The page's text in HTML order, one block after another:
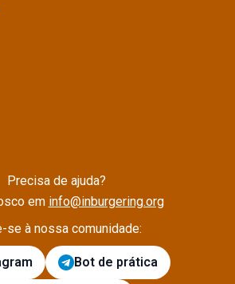
Precisa de ajuda?
em info@inburgering.org
se à nossa comunidade:
Bot de prática